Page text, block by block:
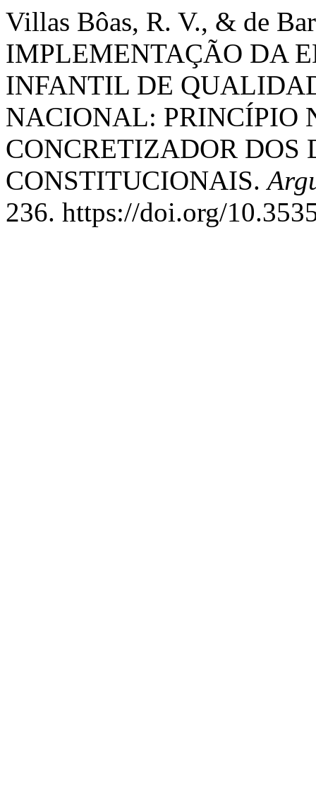
Villas Bôas, R. V., & de
IMPLEMENTAÇÃO DA
INFANTIL DE
NACIONAL: PRINCÍPIO
CONCRETIZADOR
CONSTITUCIONAIS.
236. https://doi.org/